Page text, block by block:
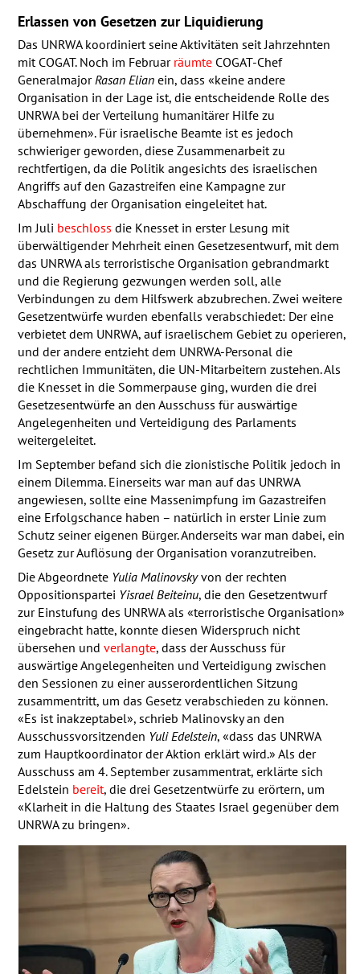
Erlassen von Gesetzen zur Liquidierung
Das UNRWAkoordiniert seine Aktivitäten seit Jahrzehnten
mit COGAT. Noch im Februar räumte COGAT-Chef
GeneralmajorRasan Elianein, dass «keine andere
Organisation in der Lage ist, die entscheidende Rolle des
UNRWAbei der Verteilung humanitärer Hilfe zu
übernehmen». Für israelische Beamte ist es jedoch
schwieriger geworden, diese Zusammenarbeit zu
rechtfertigen, da die Politik angesichts des israelischen
Angriffs auf den Gazastreifen eine Kampagne zur
Abschaffung der Organisation eingeleitet hat.
Im Juli beschloss die Knesset in erster Lesung mit
überwältigender Mehrheit einen Gesetzesentwurf, mit dem
das UNRWAals terroristische Organisation gebrandmarkt
und die Regierung gezwungen werden soll, alle
Verbindungen zu dem Hilfswerk abzubrechen. Zwei weitere
Gesetzentwürfe wurden ebenfalls verabschiedet: Der eine
verbietet dem UNRWA, auf israelischem Gebiet zu operieren,
und der andere entzieht dem UNRWA-Personal die
rechtlichen Immunitäten, die UN-Mitarbeitern zustehen. Als
die Knesset in die Sommerpause ging, wurden die drei
Gesetzesentwürfe an den Ausschuss für auswärtige
Angelegenheiten und Verteidigung des Parlaments
weitergeleitet.
Im September befand sich die zionistische Politik jedoch in
einem Dilemma. Einerseits war man auf das UNRWA
angewiesen, sollte eine Massenimpfung im Gazastreifen
eine Erfolgschance haben – natürlich in erster Linie zum
Schutz seiner eigenen Bürger. Anderseits war man dabei, ein
Gesetz zur Auflösung der Organisation voranzutreiben.
Die Abgeordnete Yulia Malinovskyvon der rechten
Oppositionspartei Yisrael Beiteinu, die den Gesetzentwurf
zur Einstufung des UNRWAals «terroristische Organisation»
eingebracht hatte, konnte diesen Widerspruch nicht
übersehen und verlangte, dass der Ausschuss für
auswärtige Angelegenheiten und Verteidigung zwischen
den Sessionen zu einer ausserordentlichen Sitzung
zusammentritt, um das Gesetz verabschieden zu können.
«Es ist inakzeptabel», schrieb Malinovsky an den
Ausschussvorsitzenden Yuli Edelstein, «dass das UNRWA
zum Hauptkoordinator der Aktion erklärt wird.» Als der
Ausschuss am 4. September zusammentrat, erklärte sich
Edelstein bereit, die drei Gesetzentwürfe zu erörtern, um
«Klarheit in die Haltung des Staates Israel gegenüber dem
UNRWAzu bringen».